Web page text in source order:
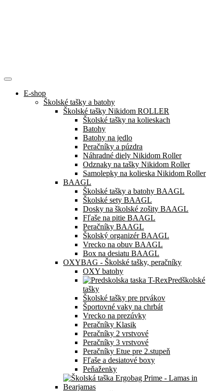
E-shop
Školské tašky a batohy
Školské tašky Nikidom ROLLER
Školské tašky na kolieskach
Batohy
Batohy na jedlo
Peračníky a púzdra
Náhradné diely Nikidom Roller
Odznaky na tašky Nikidom Roller
Samolepky na kolieska Nikidom Roller
BAAGL
Školské tašky a batohy BAAGL
Školské sety BAAGL
Dosky na školské zošity BAAGL
Fľaše na pitie BAAGL
Peračníky BAAGL
Školský organizér BAAGL
Vrecko na obuv BAAGL
Box na desiatu BAAGL
OXYBAG - Školské tašky, peračníky
OXY batohy
Predškolské
tašky
Školské tašky pre prvákov
Športovné vaky na chrbát
Vrecko na prezúvky
Peračníky Klasik
Peračníky 2 vrstvové
Peračníky 3 vrstvové
Peračníky Etue pre 2.stupeň
Fľaše a desiatové boxy
Peňaženky